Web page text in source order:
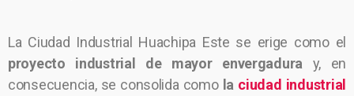
La Ciudad Industrial Huachipa Este se erige como el
proyecto industrial de mayor envergadura y, en
consecuencia, se consolida comola ciudad industrial